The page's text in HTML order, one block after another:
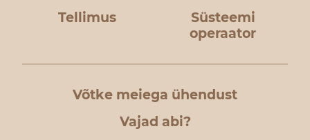
Tellimus
Süsteemi
operaator
Võtke meiega ühendust
Vajad abi?